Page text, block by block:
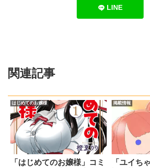
LINE
関連記事
はじめてのお嬢様
「はじめてのお嬢様」コミ
掲載情報
「ユイち